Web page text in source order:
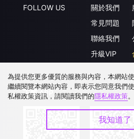
FOLLOW US
關於我們
常見問題
聯絡我們
升級VIP
下載 APP
為提供您更多優質的服務與內容，本網站
繼續閱覽本網站內容，即表示您同意我們
私權政策資訊，請閱讀我們的隱私權政策。
我知道了